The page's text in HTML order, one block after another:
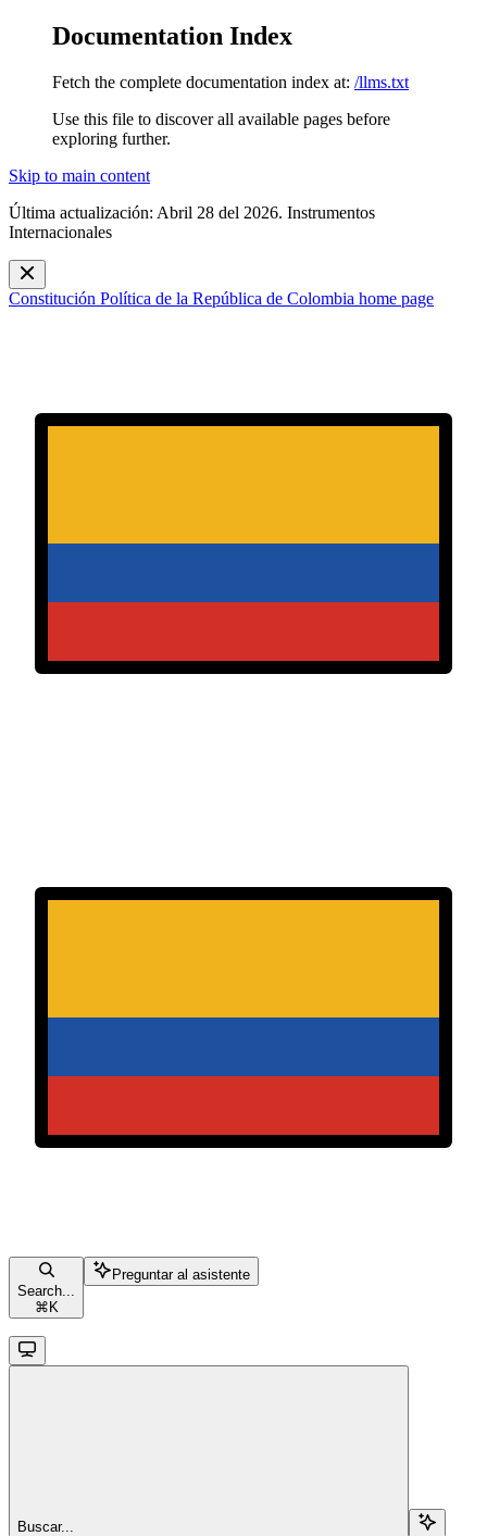
Documentation Index
Fetch the complete documentation index at: /llms.txt
Use this file to discover all available pages before
exploring further.
Skip to main content
Última actualización: Abril 28 del 2026. Instrumentos
Internacionales
Constitución Política de la República de Colombia home page
Search...
⌘ K
Preguntar al asistente
Buscar...